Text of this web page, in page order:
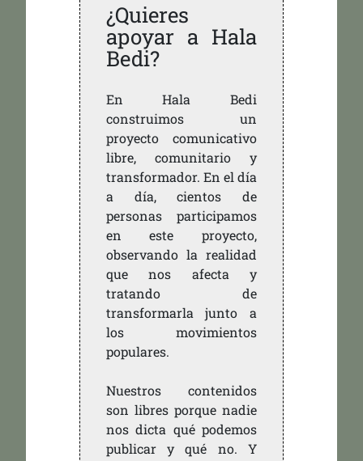
¿Quieres
apoyar a Hala
Bedi?
En Hala Bedi
construimos un
proyecto comunicativo
libre, comunitario y
transformador. En el día
a día, cientos de
personas participamos
en este proyecto,
observando la realidad
que nos afecta y
tratando de
transformarla junto a
los movimientos
populares.
Nuestros contenidos
son libres porque nadie
nos dicta qué podemos
publicar y qué no. Y